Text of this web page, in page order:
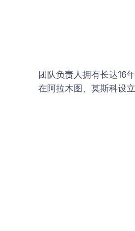
团队负责人拥有长达16
在阿拉木图、莫斯科设